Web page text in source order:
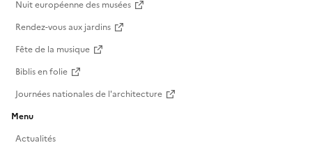
Nuit européenne des musées
Rendez-vous aux jardins
Fête de la musique
Biblis en folie
Journées nationales de l'architecture
Menu
Actualités